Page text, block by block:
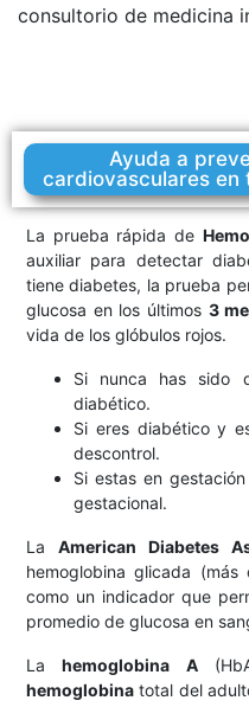
consultorio de medicina
Ayuda a
cardiovasculares en
La prueba rápida de
auxiliar para detectar
tiene diabetes, la prueba
glucosa en los últimos 3
vida de los glóbulos rojos.
Si nunca has sido
diabético.
Si eres diabético y
descontrol.
Si estas en
gestacional.
LaAmerican Diabetes
hemoglobina glicada
como un indicador que
promedio de glucosa en
Lahemoglobina A
hemoglobina total del
a de
HbA1c
.